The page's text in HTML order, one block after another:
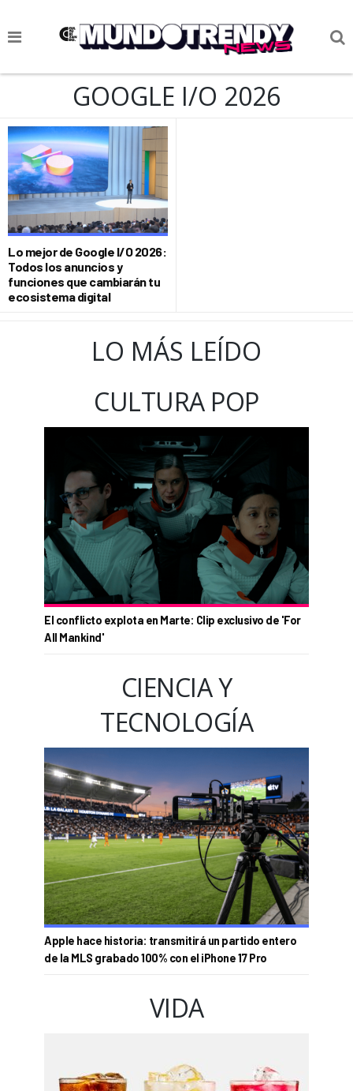
NOTICIAS
CIENCIA Y TECNOLOGÍA
VIDA
SOCIEDAD
CULTURIZANDO.COM
GOOGLE I/O 2026
Lo mejor de Google I/O 2026:
Todos los anuncios y
funciones que cambiarán tu
ecosistema digital
LO MÁS LEÍDO
CULTURA POP
El conflicto explota en Marte: Clip exclusivo de 'For
All Mankind'
CIENCIA Y
TECNOLOGÍA
Apple hace historia: transmitirá un partido entero
de la MLS grabado 100% con el iPhone 17 Pro
VIDA